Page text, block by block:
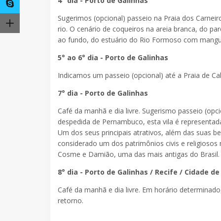
Sugerimos (opcional) passeio na Praia dos
rio. O cenário de coqueiros na areia branca, do
ao fundo, do estuário do Rio Formoso com
5° ao 6° dia - Porto de Galinhas
Indicamos um passeio (opcional) até a Praia de
7° dia - Porto de Galinhas
Café da manhã e dia livre. Sugerismo passeio
despedida de Pernambuco, esta vila é
Um dos seus principais atrativos, além das suas
considerado um dos patrimônios civis e
Cosme e Damião, uma das mais antigas do Brasil.
8° dia - Porto de Galinhas / Recife / Cidade
Café da manhã e dia livre. Em horário
retorno.